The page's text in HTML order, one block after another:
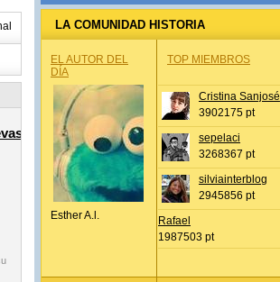
LA COMUNIDAD HISTORIA
EL AUTOR DEL
DÍA
Esther A.l.
TOP MIEMBROS
Cristina Sanjosé
3902175 pt
sepelaci
3268367 pt
silviainterblog
2945856 pt
Rafael
1987503 pt